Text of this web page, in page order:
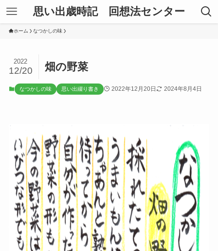
思い出歳時記 回想法センター
ホーム なつかしの味
畑の野菜
2022
12/20
なつかしの味 思い出綴り書き 2022年12月20日 2024年8月4日